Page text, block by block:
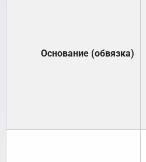
Основание (обвязка)